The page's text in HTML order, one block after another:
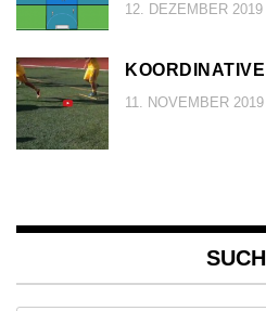
12. DEZEMBER 2019
11. NOVEMBER 2019